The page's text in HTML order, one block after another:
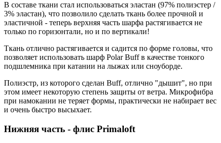
В составе ткани стал использоваться эластан (97% полиэстер /
3% эластан), что позволило сделать ткань более прочной и
эластичной - теперь верхняя часть шарфа растягивается не
только по горизонтали, но и по вертикали!
Ткань отлично растягивается и садится по форме головы, что
позволяет использовать шарф Polar Buff в качестве тонкого
подшлемника при катании на лыжах или сноуборде.
Полиэстр, из которого сделан Buff, отлично "дышит", но при
этом имеет некоторую степень защиты от ветра. Микрофибра
при намокании не теряет формы, практически не набирает вес
и очень быстро высыхает.
Нижняя часть - флис Primaloft